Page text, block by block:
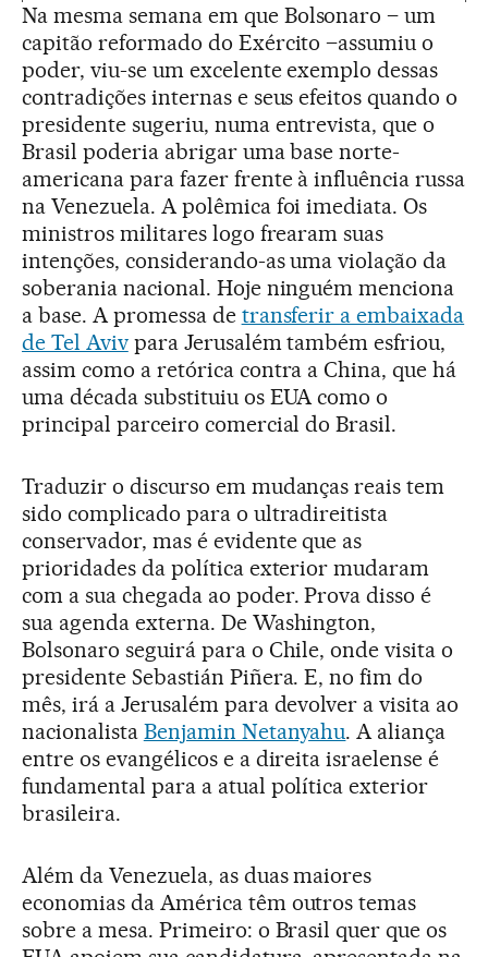
Na mesma semana em que Bolsonaro – um
capitão reformado do Exército –assumiu o
poder, viu-se um excelente exemplo dessas
contradições internas e seus efeitos quando o
presidente sugeriu, numa entrevista, que o
Brasil poderia abrigar uma base norte-
americana para fazer frente à influência russa
na Venezuela. A polêmica foi imediata. Os
ministros militares logo frearam suas
intenções, considerando-as uma violação da
soberania nacional. Hoje ninguém menciona
a base. A promessa de transferir a embaixada
de Tel Avivpara Jerusalém também esfriou,
assim como a retórica contra a China, que há
uma década substituiu os EUA como o
principal parceiro comercial do Brasil.
Traduzir o discurso em mudanças reais tem
sido complicado para o ultradireitista
conservador, mas é evidente que as
prioridades da política exterior mudaram
com a sua chegada ao poder. Prova disso é
sua agenda externa. De Washington,
Bolsonaro seguirá para o Chile, onde visita o
presidente Sebastián Piñera. E, no fim do
mês, irá a Jerusalém para devolver a visita ao
nacionalista Benjamin Netanyahu. A aliança
entre os evangélicos e a direita israelense é
fundamental para a atual política exterior
brasileira.
Além da Venezuela, as duas maiores
economias da América têm outros temas
sobre a mesa. Primeiro: o Brasil quer que os